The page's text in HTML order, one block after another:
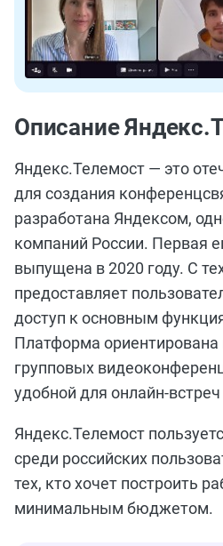
Описание
Яндекс.Телемост — это
для создания
разработана Яндексом,
компаний России. Первая
выпущена в 2020 году. С
предоставляет
доступ к основным
Платформа ориентирована
групповых
удобной для онлайн-
Яндекс.Телемост
среди российских
тех, кто хочет построить
минимальным бюджетом.